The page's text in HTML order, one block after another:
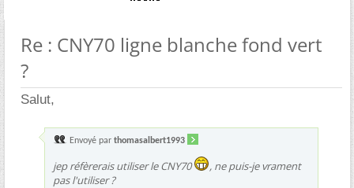
Re : CNY70 ligne blanche fond vert
?
Salut,
Envoyé par thomasalbert1993
jep réfèrerais utiliser le CNY70
, ne puis-je vrament
pas l'utiliser ?